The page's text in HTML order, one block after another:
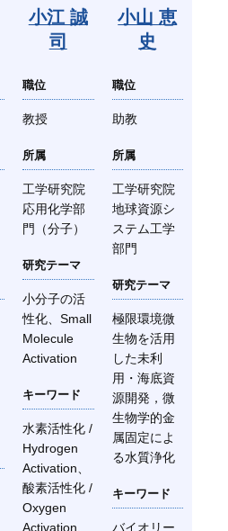
小江 誠
司
職位
教授
所属
工学研究院
応用化学部
門（分子）
研究テーマ
小分子の活
性化、Small
Molecule
Activation
キーワード
水素活性化 /
Hydrogen
Activation、
酸素活性化 /
Oxygen
Activation、
小山 恵
史
職位
助教
所属
工学研究院
地球資源シ
ステム工学
部門
研究テーマ
極限環境微
生物を活用
した未利
用・海底資
源開発，微
生物学的金
属固定によ
る水質浄化
キーワード
バイオリー